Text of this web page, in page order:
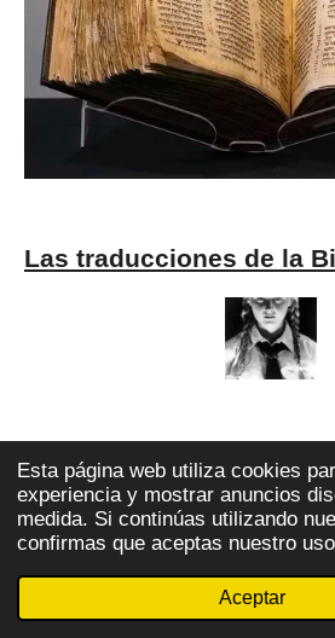
Esta página web utiliza cookies
experiencia y mostrar anuncios
medida. Si continúas utilizando
confirmas que aceptas nuestro
Aceptar
Las traducciones de la
¿Quiénes eran los Arios?